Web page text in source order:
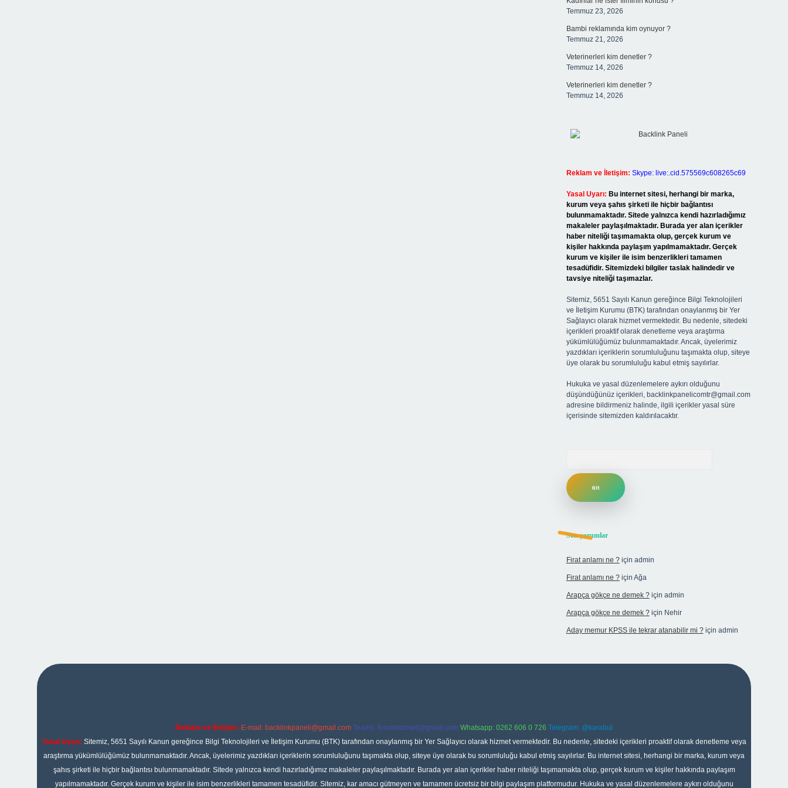
Temmuz 23, 2026
Bambi reklamında kim oynuyor ?
Temmuz 21, 2026
Veterinerleri kim denetler ?
Temmuz 14, 2026
Veterinerleri kim denetler ?
Temmuz 14, 2026
Reklam ve İletişim: Skype: live:.cid.575569c608265c69
Yasal Uyarı: Bu internet sitesi, herhangi bir marka,
kurum veya şahıs şirketi ile hiçbir bağlantısı
bulunmamaktadır. Sitede yalnızca kendi hazırladığımız
makaleler paylaşılmaktadır. Burada yer alan içerikler
haber niteliği taşımamakta olup, gerçek kurum ve
kişiler hakkında paylaşım yapılmamaktadır. Gerçek
kurum ve kişiler ile isim benzerlikleri tamamen
tesadüfidir. Sitemizdeki bilgiler taslak halindedir ve
tavsiye niteliği taşımazlar.
Sitemiz, 5651 Sayılı Kanun gereğince Bilgi Teknolojileri
ve İletişim Kurumu (BTK) tarafından onaylanmış bir Yer
Sağlayıcı olarak hizmet vermektedir. Bu nedenle, sitedeki
içerikleri proaktif olarak denetleme veya araştırma
yükümlülüğümüz bulunmamaktadır. Ancak, üyelerimiz
yazdıkları içeriklerin sorumluluğunu taşımakta olup, siteye
üye olarak bu sorumluluğu kabul etmiş sayılırlar.
Hukuka ve yasal düzenlemelere aykırı olduğunu
düşündüğünüz içerikleri, backlinkpanelicomtr@gmail.com
adresine bildirmeniz halinde, ilgili içerikler yasal süre
içerisinde sitemizden kaldırılacaktır.
Son yorumlar
Firat anlamı ne ?için admin
Firat anlamı ne ?için Ağa
Arapça gökçe ne demek ?için admin
Arapça gökçe ne demek ?için Nehir
Aday memur KPSS ile tekrar atanabilir mi ?için admin
Reklam ve İletişim: E-mail: backlinkpaneli@gmail.com Teams: forumhizmeti@gmail.com Whatsapp: 0262 606 0 726 Telegram: @karabul
Yasal Uyarı: Sitemiz, 5651 Sayılı Kanun gereğince Bilgi Teknolojileri ve İletişim Kurumu (BTK) tarafından onaylanmış bir Yer Sağlayıcı olarak hizmet vermektedir. Bu nedenle, sitedeki içerikleri proaktif olarak denetleme veya
araştırma yükümlülüğümüz bulunmamaktadır. Ancak, üyelerimiz yazdıkları içeriklerin sorumluluğunu taşımakta olup, siteye üye olarak bu sorumluluğu kabul etmiş sayılırlar. Bu internet sitesi, herhangi bir marka, kurum veya
şahıs şirketi ile hiçbir bağlantısı bulunmamaktadır. Sitede yalnızca kendi hazırladığımız makaleler paylaşılmaktadır. Burada yer alan içerikler haber niteliği taşımamakta olup, gerçek kurum ve kişiler hakkında paylaşım
yapılmamaktadır. Gerçek kurum ve kişiler ile isim benzerlikleri tamamen tesadüfidir. Sitemiz, kar amacı gütmeyen ve tamamen ücretsiz bir bilgi paylaşım platformudur. Hukuka ve yasal düzenlemelere aykırı olduğunu